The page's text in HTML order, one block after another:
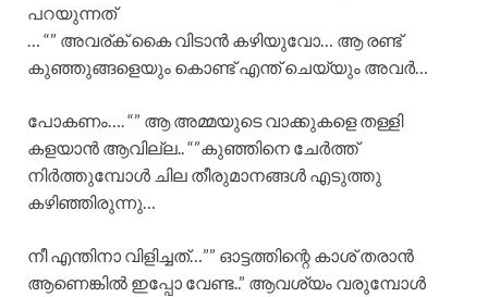
പറയുന്നത്
… “” അവര്ക് കൈ വിടാൻ കഴിയുവോ… ആ രണ്ട്
കുഞ്ഞുങ്ങളെയും കൊണ്ട് എന്ത് ചെയ്യും അവർ…
പോകണം…. “” ആ അമ്മയുടെ വാക്കുകളെ തള്ളി
കളയാൻ ആവില്ല.. “”കുഞ്ഞിനെ ചേർത്ത്
നിർത്തുമ്പോൾ ചില തീരുമാനങ്ങൾ എടുത്തു
കഴിഞ്ഞിരുന്നു…
നീ എന്തിനാ വിളിച്ചത്…”” ഓട്ടത്തിന്റെ കാശ് തരാൻ
ആണെങ്കിൽ ഇപ്പോ വേണ്ട..” ആവശ്യം വരുമ്പോൾ